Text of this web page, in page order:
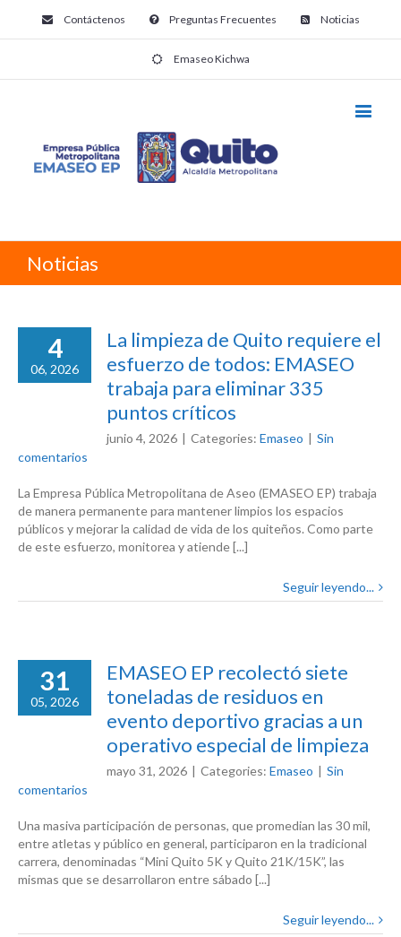
Contáctenos Preguntas Frecuentes Noticias
Emaseo Kichwa
Noticias
4
06, 2026
La limpieza de Quito requiere el
esfuerzo de todos: EMASEO
trabaja para eliminar 335
puntos críticos
junio 4, 2026 | Categories: Emaseo | Sin
comentarios
La Empresa Pública Metropolitana de Aseo (EMASEO EP) trabaja
de manera permanente para mantener limpios los espacios
públicos y mejorar la calidad de vida de los quiteños. Como parte
de este esfuerzo, monitorea y atiende [...]
Seguir leyendo...
31
05, 2026
EMASEO EP recolectó siete
toneladas de residuos en
evento deportivo gracias a un
operativo especial de limpieza
mayo 31, 2026 | Categories: Emaseo | Sin
comentarios
Una masiva participación de personas, que promedian las 30 mil,
entre atletas y público en general, participaron en la tradicional
carrera, denominadas “Mini Quito 5K y Quito 21K/15K”, las
mismas que se desarrollaron entre sábado [...]
Seguir leyendo...